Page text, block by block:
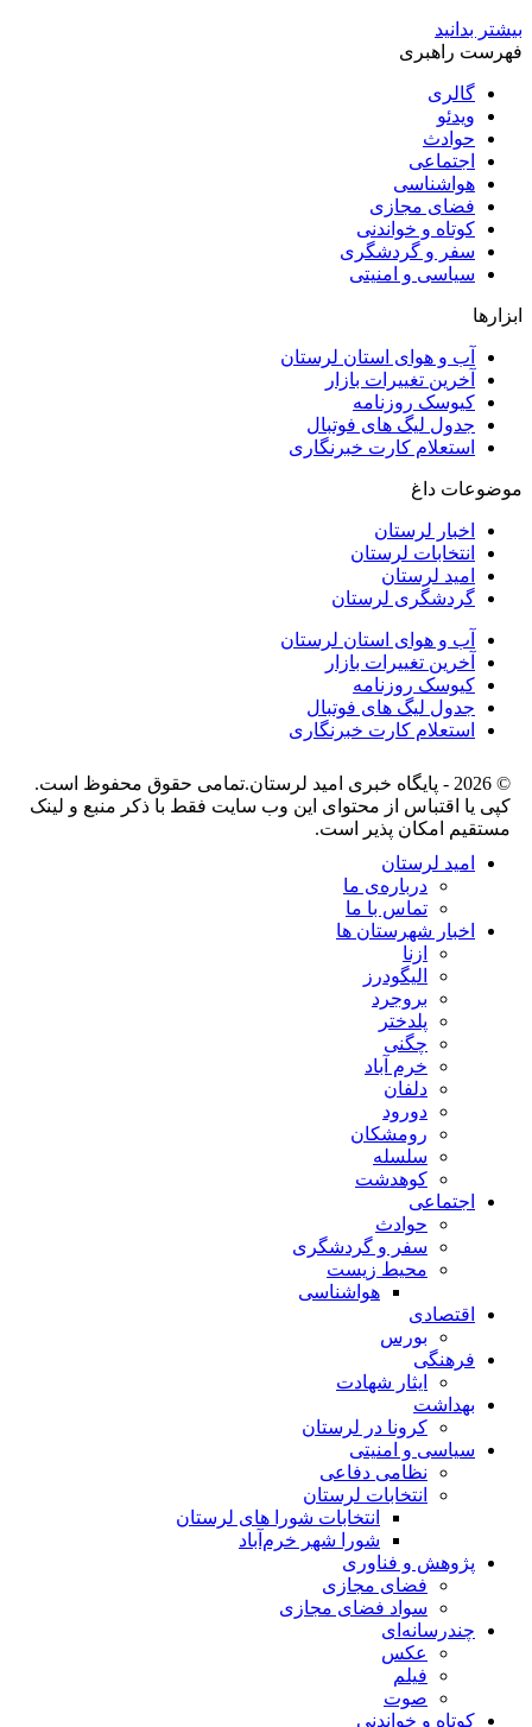
بیشتر بدانید
فهرست راهبری
گالری
ویدئو
حوادث
اجتماعی
هواشناسی
فضای مجازی
کوتاه و خواندنی
سفر و گردشگری
سیاسی و امنیتی
ابزارها
آب و هوای استان لرستان
آخرین تغییرات بازار
کیوسک روزنامه
جدول لیگ های فوتبال
استعلام کارت خبرنگاری
موضوعات داغ
اخبار لرستان
انتخابات لرستان
امید لرستان
گردشگری لرستان
آب و هوای استان لرستان
آخرین تغییرات بازار
کیوسک روزنامه
جدول لیگ های فوتبال
استعلام کارت خبرنگاری
© 2026 - پایگاه خبری اميد لرستان.تمامی حقوق محفوظ است.
کپی یا اقتباس از محتوای این وب سایت فقط با ذکر منبع و لینک
مستقیم امکان پذیر است.
امید لرستان
درباره‌ی ما
تماس با ما
اخبار شهرستان ها
ازنا
الیگودرز
بروجرد
پلدختر
چگنی
خرم آباد
دلفان
دورود
رومشکان
سلسله
کوهدشت
اجتماعی
حوادث
سفر و گردشگری
محیط زیست
هواشناسی
اقتصادی
بورس
فرهنگی
ایثار شهادت
بهداشت
کرونا در لرستان
سیاسی و امنیتی
نظامی دفاعی
انتخابات لرستان
انتخابات شورا های لرستان
شورا شهر خرم‌آباد
پژوهش و فناوری
فضای مجازی
سواد فضای مجازی
چندرسانه‌ای
عكس
فیلم
صوت
کوتاه و خواندنی